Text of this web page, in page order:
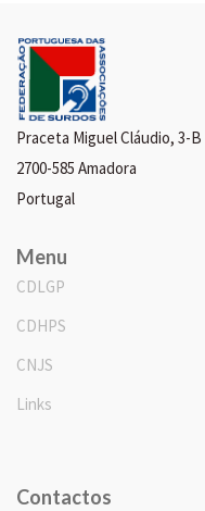
Praceta Miguel Cláudio, 3-B
2700-585 Amadora
Portugal
Menu
CDLGP
CDHPS
CNJS
Links
Contactos